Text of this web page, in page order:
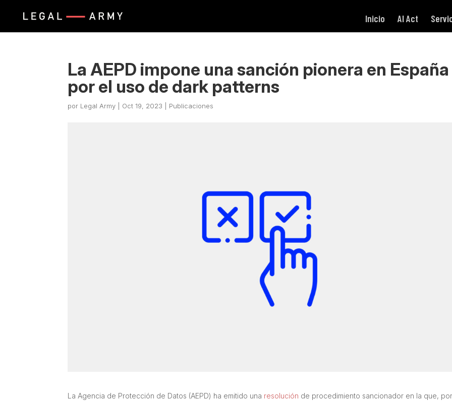
Inicio AI Act
​​La AEPD impone una sanción pionera en España
por el uso de dark patterns
por Legal Army Oct 19, 2023 Publicaciones
La Agencia de Protección de Datos (AEPD) ha emitido una resolución de procedimiento sancionador en la que,